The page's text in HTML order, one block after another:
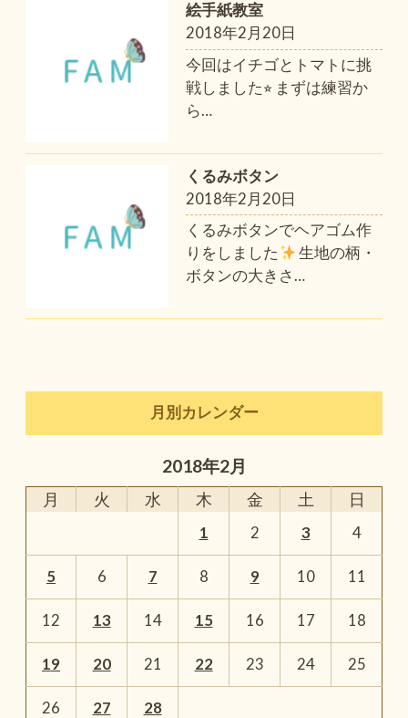
絵手紙教室
2018年2月20日
今回はイチゴとトマトに挑
戦しました⭐︎ まずは練習か
ら …
くるみボタン
2018年2月20日
くるみボタンでヘアゴム作
りをしました
生地の柄・
ボタンの大きさ…
月別カレンダー
2018年2月
月 火 水 木 金 土 日
1 2 3 4
5 6 7 8 9 10 11
12 13 14 15 16 17 18
19 20 21 22 23 24 25
26 27 28